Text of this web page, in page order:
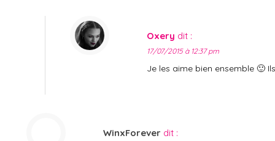
Oxery dit :
17/07/2015 à 12:37 pm
Je les aime bien ensemble 🙂
WinxForever dit :